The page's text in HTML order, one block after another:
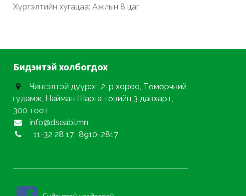
Хүргэлтийн хугацаа: Ажлын 8 цаг
Бидэнтэй холбогдох
Чингэлтэй дүүрэг, 2-р хороо, Төмөрчний
гудамж, Найман Шарга төвийн 3 давхарт,
300 тоот
info@dseabi.mn
11-32 28 17, 8910-2817